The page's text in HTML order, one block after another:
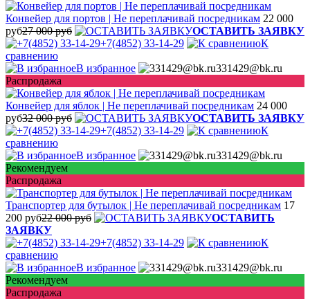
Конвейер для портов | Не переплачивай посредникам 22 000
руб27 000 руб
ОСТАВИТЬ ЗАЯВКУ
+7(4852) 33-14-29
К
сравнению
В избранное
331429@bk.ru
Распродажа
Конвейер для яблок | Не переплачивай посредникам 24 000
руб32 000 руб
ОСТАВИТЬ ЗАЯВКУ
+7(4852) 33-14-29
К
сравнению
В избранное
331429@bk.ru
Рекомендуем
Распродажа
Транспортер для бутылок | Не переплачивай посредникам 17
200 руб22 000 руб
ОСТАВИТЬ
ЗАЯВКУ
+7(4852) 33-14-29
К
сравнению
В избранное
331429@bk.ru
Рекомендуем
Распродажа